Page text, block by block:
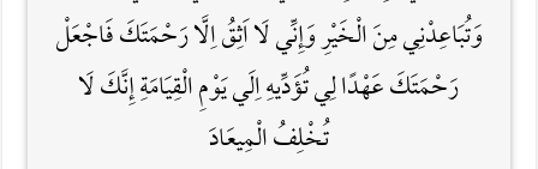
وَتُبَاعِدْنِي مِنَ الْخَيْرِ وَإِنِّي لَا اَثِقُ اِلَّا رَحْمَتَكَ فَاجْعَلْ
رَحْمَتَكَ عَهْدًا لِي تُؤَدِّيهِ اِلَي يَوْمِ الْقِيَامَةِ إِنَّكَ لَا
تُخْلِفُ الْمِيعَادَ